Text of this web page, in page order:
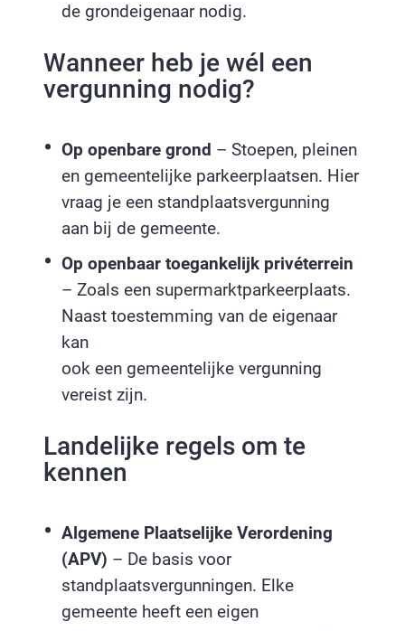
de grondeigenaar nodig.
Wanneer heb je wél een
vergunning nodig?
Op openbare grond – Stoepen, pleinen
en gemeentelijke parkeerplaatsen. Hier
vraag je een standplaatsvergunning
aan bij de gemeente.
Op openbaar toegankelijk privéterrein
– Zoals een supermarktparkeerplaats.
Naast toestemming van de eigenaar
kan
ook een gemeentelijke vergunning
vereist zijn.
Landelijke regels om te
kennen
Algemene Plaatselijke Verordening
(APV) – De basis voor
standplaatsvergunningen. Elke
gemeente heeft een eigen